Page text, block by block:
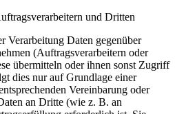
und Dritten
Verarbeitung Daten gegenüber
(Auftragsverarbeitern oder
übermitteln oder ihnen sonst Zugriff
dies nur auf Grundlage einer
Vereinbarung oder
an Dritte (wie z. B. an